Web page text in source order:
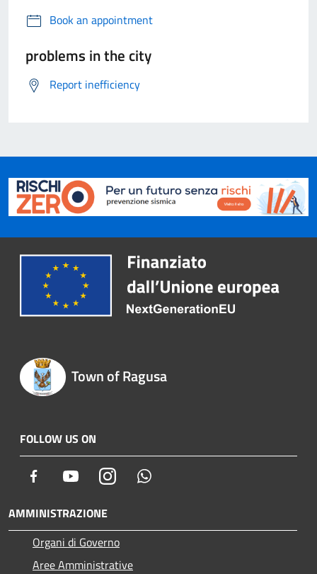
Book an appointment
problems in the city
Report inefficiency
Town of Ragusa
FOLLOW US ON
Facebook YoutubeInstagram
AMMINISTRAZIONE
Organi di Governo
Aree Amministrative